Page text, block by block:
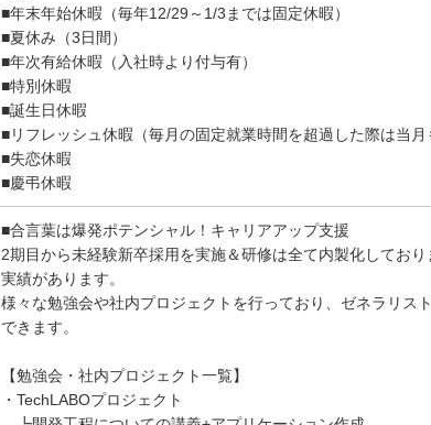
■年末年始休暇（毎年12/29～1/3までは固定休暇）
■夏休み（3日間）
■年次有給休暇（入社時より付与有）
■特別休暇
■誕生日休暇
■リフレッシュ休暇（毎月の固定就業時間を超過した際は当月
■失恋休暇
■慶弔休暇
■合言葉は爆発ポテンシャル！キャリアアップ支援
2期目から未経験新卒採用を実施＆研修は全て内製化してお
実績があります。
様々な勉強会や社内プロジェクトを行っており、ゼネラリス
できます。
【勉強会・社内プロジェクト一覧】
・TechLABOプロジェクト